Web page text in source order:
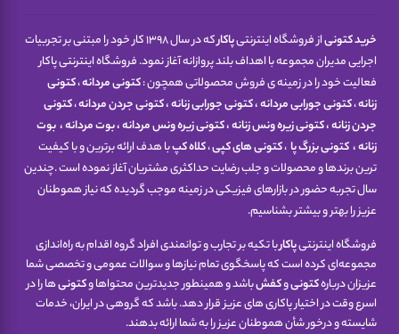
خرید کتونیاز فروشگاه اینترنتیپاکار
که در سال 1398 کار خود را مبتنی بر تجربیات
اجرایی مدیران مجموعه با اهداف بلند پروازانه آغاز نمود. فروشگاه اینترنتی پاکار
فعالیت خود را در زمینه ی فروش محصولاتی همچون :کتونی مردانه،کتونی
زنانه،کتونی جورابی مردانه،کتونی جورابی زنانه،کتونی جردن مردانه،کتونی
جردن زنانه،کتونی زیره ونس زنانه،کتونی زیره ونس مردانه،بوت مردانه،بوت
زنانه، کتونیبزرگ پا ،کتونی های کپی،کلاه کپبا هدف ارائه برترین و با کیفیت
ترین برندها و محصولات و جلب رضایت حداکثری مشتریان آغاز نموده است .چندین
سال تجربه حضور در بازارهای فیزیکی در زمینه موجب گردیده که نیاز هموطنان
عزیز را بهتر و بیشتر بشناسیم.
فروشگاه اینترنتیپاکاربا تکیه بر تجارب و توانمندی افراد گروه اقدام به راه‌اندازی
مجموعه‌ای کرده است که پاسخگوی تمام نیازها و سوالات عمومی و تخصصی شما
عزیزان دربارهکتونیوکفشباشد و همینطور جدیدترین محتواها وکتونیها را در
اسرع وقت در اختیار پاکاری های عزیز قرار دهد. باشد که گروهی در ایران، خدمات
شایسته و درخور شأن هموطنان عزیز را به شما ارائه بدهند.